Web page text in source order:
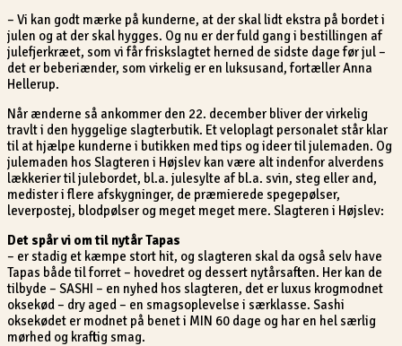
– Vi kan godt mærke på kunderne, at der skal lidt ekstra på bordet i
julen og at der skal hygges. Og nu er der fuld gang i bestillingen af
julefjerkræet, som vi får friskslagtet herned de sidste dage før jul –
det er beberiænder, som virkelig er en luksusand, fortæller Anna
Hellerup.
Når ænderne så ankommer den 22. december bliver der virkelig
travlt i den hyggelige slagterbutik. Et veloplagt personalet står klar
til at hjælpe kunderne i butikken med tips og ideer til julemaden. Og
julemaden hos Slagteren i Højslev kan være alt indenfor alverdens
lækkerier til julebordet, bl.a. julesylte af bl.a. svin, steg eller and,
medister i flere afskygninger, de præmierede spegepølser,
leverpostej, blodpølser og meget meget mere. Slagteren i Højslev:
Det spår vi om til nytår Tapas
– er stadig et kæmpe stort hit, og slagteren skal da også selv have
Tapas både til forret – hovedret og dessert nytårsaften. Her kan de
tilbyde – SASHI – en nyhed hos slagteren, det er luxus krogmodnet
oksekød – dry aged – en smagsoplevelse i særklasse. Sashi
oksekødet er modnet på benet i MIN 60 dage og har en hel særlig
mørhed og kraftig smag.